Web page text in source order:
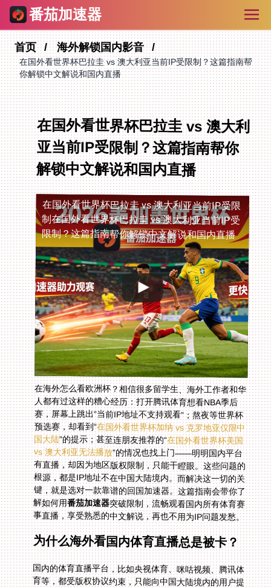
番茄加速器
首页 海外解锁国内影音
在国外看世界杯巴拉圭 vs 澳大利亚当前IP受限制？这篇指南帮
你解锁中文解说和国内直播
在国外看世界杯巴拉圭 vs 澳大利
亚当前IP受限制？这篇指南帮你
解锁中文解说和国内直播
在国外看世界杯巴拉圭 vs 澳大利亚当前IP受限
制在国外看世界杯巴拉圭 vs 澳大利亚当前IP受
限制？这篇指南帮你解锁中文解说和国内直播
在海外怎么看欧洲杯？相信很多留学生、海外工作者和华
人都有过这样的糟心经历：打开腾讯体育想看NBA季后
赛，屏幕上跳出“当前IP地址不支持观看”；熬夜等世界杯
预选赛，却看到“在国外看世界杯加纳 vs 克罗地亚仅限中
国大陆”的提示；甚至连朋友推荐的“在国外看世界杯美国
vs 澳大利亚无法播放”的情况也找上门——明明国内平台
有直播，却因为地区版权限制，只能干瞪眼。这些问题的
根源，都是IP地址不在中国大陆境内。而解决这一切的关
键，就是选对一款靠谱的回国加速器。这篇指南会带你了
解如何用番茄加速器突破限制，流畅观看国内所有体育赛
事直播，享受熟悉的中文解说，再也不用为IP问题发愁。
为什么海外看国内体育直播总是被卡？
国内的体育直播平台，比如央视体育、咪咕视频、腾讯体
育等，都受版权协议约束，只能向中国大陆境内的用户提
供服务。当你在海外打开这些平台时，服务器会检测到你
的IP地址来自境外，直接拒绝访问。就像上次我在伦敦想
看世界杯巴拉圭 vs 澳大利亚的直播，点进去就显示“当前
IP受限制”，急得我差点错过那个绝杀进球。还有一次，
朋友在纽约想看重播“在国外看世界杯美国 vs 澳大利亚无
法播放”的场次，试了好几个免费加速器都没用，要么卡
顿要么直接断开。这些问题，不是简单刷新页面就能解决